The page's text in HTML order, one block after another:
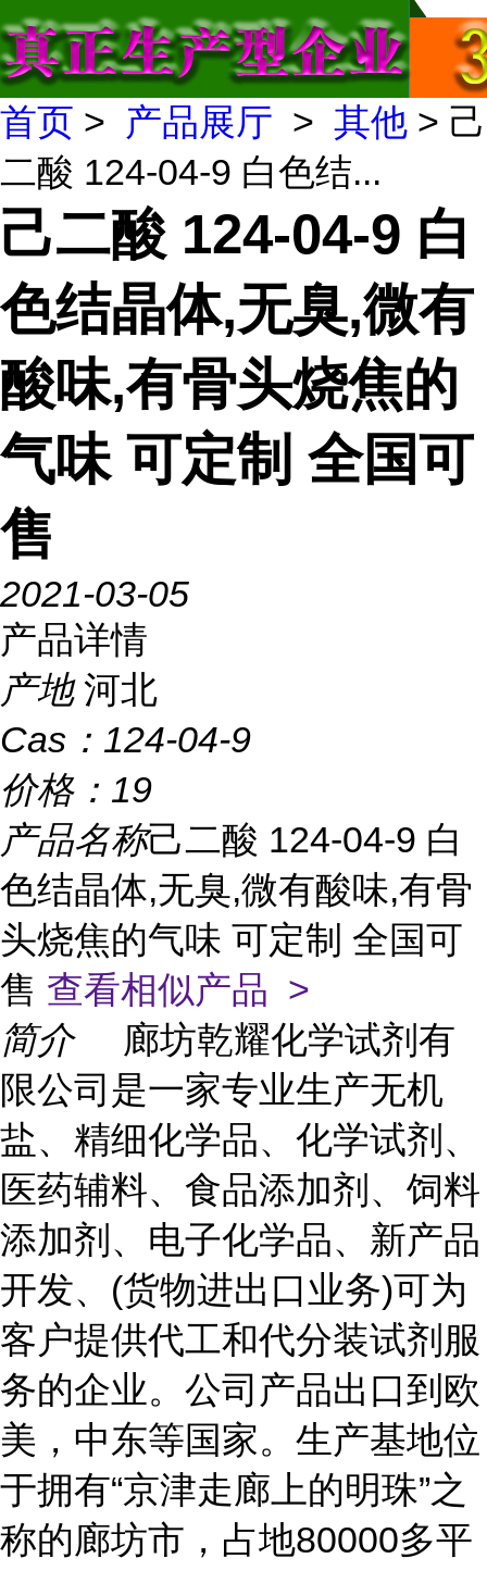
首页 > 产品展厅 > 其他 > 己
二酸 124-04-9 白色结...
己二酸 124-04-9 白
色结晶体,无臭,微有
酸味,有骨头烧焦的
气味 可定制 全国可
售
2021-03-05
产品详情
产地 河北
Cas： 124-04-9
价格： 19
产品名称己二酸 124-04-9 白
色结晶体,无臭,微有酸味,有骨
头烧焦的气味 可定制 全国可
售 查看相似产品 >
简介
廊坊乾耀化学试剂有
限公司是一家专业生产无机
盐、精细化学品、化学试剂、
医药辅料、食品添加剂、饲料
添加剂、电子化学品、新产品
开发、(货物进出口业务)可为
客户提供代工和代分装试剂服
务的企业。公司产品出口到欧
美，中东等国家。生产基地位
于拥有“京津走廊上的明珠”之
称的廊坊市，占地80000多平